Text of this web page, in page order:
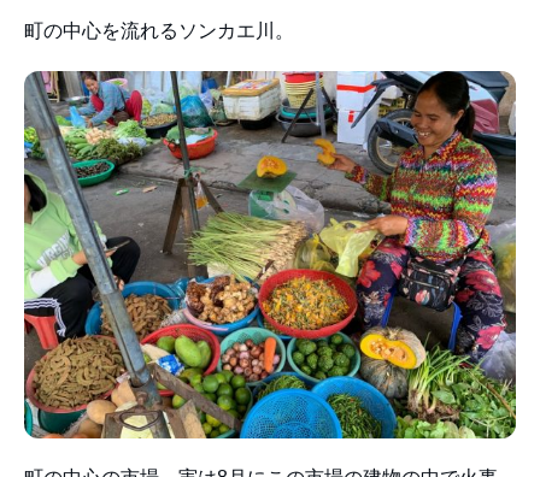
町の中心を流れるソンカエ川。